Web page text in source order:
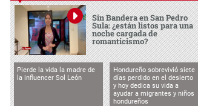
Sin Bandera en San Pedro
Sula: ¿están listos para una
noche cargada de
romanticismo?
Pierde la vida la madre de
la influencer Sol León
Hondureño sobrevivió siete
días perdido en el desierto
y hoy dedica su vida a
ayudar a migrantes y niños
hondureños